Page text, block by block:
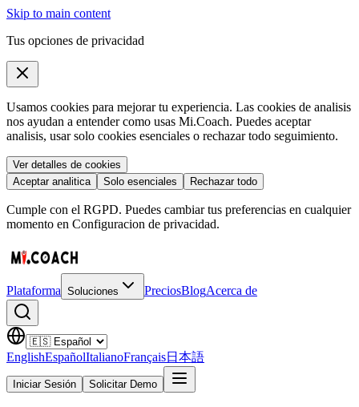
Skip to main content
Tus opciones de privacidad
Usamos cookies para mejorar tu experiencia. Las cookies de analisis
nos ayudan a entender como usas Mi.Coach. Puedes aceptar
analisis, usar solo cookies esenciales o rechazar todo seguimiento.
Ver detalles de cookies
Aceptar analitica
Solo esenciales Rechazar todo
Cumple con el RGPD. Puedes cambiar tus preferencias en cualquier
momento en Configuracion de privacidad.
Plataforma Soluciones PreciosBlogAcerca de
EnglishEspañolItalianoFrançais日本語
Iniciar Sesión Solicitar Demo